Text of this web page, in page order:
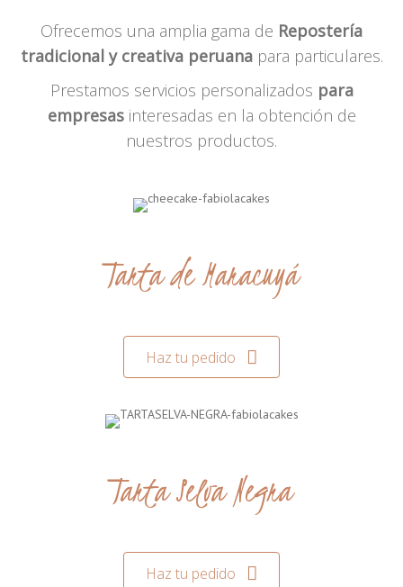
Ofrecemos una amplia gama de Repostería
tradicional y creativa peruanapara particulares.
Prestamos servicios personalizados para
empresasinteresadas en la obtención de
nuestros productos.
Tarta de Maracuyá
Haz tu pedido
Tarta Selva Negra
Haz tu pedido